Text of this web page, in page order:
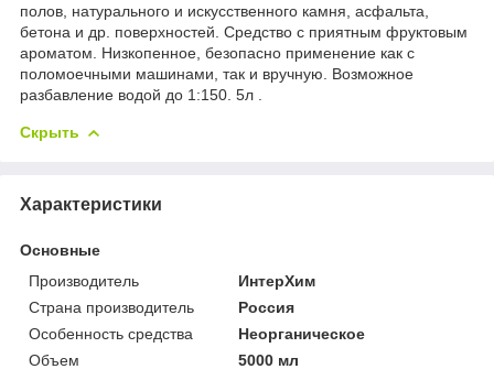
полов, натурального и искусственного камня, асфальта,
бетона и др. поверхностей. Средство с приятным фруктовым
ароматом. Низкопенное, безопасно применение как с
поломоечными машинами, так и вручную. Возможное
разбавление водой до 1:150. 5л .
Скрыть
Характеристики
Основные
Производитель
ИнтерХим
Страна производитель
Россия
Особенность средства
Неорганическое
Объем
5000 мл